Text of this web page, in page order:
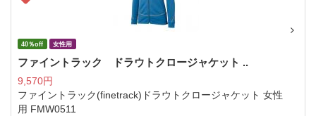
40％off 女性用
ファイントラック ドラウトクロージャケット ..
9,570円
ファイントラック(finetrack)ドラウトクロージャケット 女性
用 FMW0511